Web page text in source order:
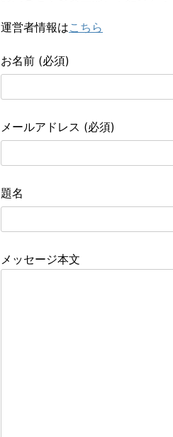
運営者情報はこちら
お名前 (必須)
メールアドレス (必須)
題名
メッセージ本文